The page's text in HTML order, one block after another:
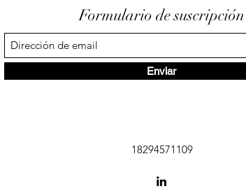
Formulario de suscripción
Enviar
18294571109